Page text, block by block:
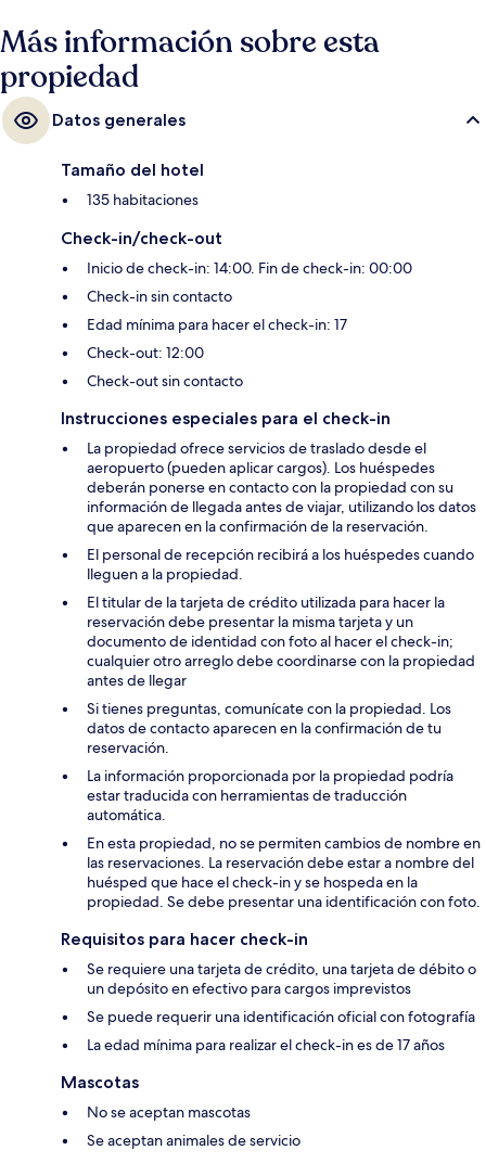
Más información sobre esta
propiedad
Datos generales
Tamaño del hotel
135 habitaciones
Check-in/check-out
Inicio de check-in: 14:00. Fin de check-in: 00:00
Check-in sin contacto
Edad mínima para hacer el check-in: 17
Check-out: 12:00
Check-out sin contacto
Instrucciones especiales para el check-in
La propiedad ofrece servicios de traslado desde el
aeropuerto (pueden aplicar cargos). Los huéspedes
deberán ponerse en contacto con la propiedad con su
información de llegada antes de viajar, utilizando los datos
que aparecen en la confirmación de la reservación.
El personal de recepción recibirá a los huéspedes cuando
lleguen a la propiedad.
El titular de la tarjeta de crédito utilizada para hacer la
reservación debe presentar la misma tarjeta y un
documento de identidad con foto al hacer el check-in;
cualquier otro arreglo debe coordinarse con la propiedad
antes de llegar
Si tienes preguntas, comunícate con la propiedad. Los
datos de contacto aparecen en la confirmación de tu
reservación.
La información proporcionada por la propiedad podría
estar traducida con herramientas de traducción
automática.
En esta propiedad, no se permiten cambios de nombre en
las reservaciones. La reservación debe estar a nombre del
huésped que hace el check-in y se hospeda en la
propiedad. Se debe presentar una identificación con foto.
Requisitos para hacer check-in
Se requiere una tarjeta de crédito, una tarjeta de débito o
un depósito en efectivo para cargos imprevistos
Se puede requerir una identificación oficial con fotografía
La edad mínima para realizar el check-in es de 17 años
Mascotas
No se aceptan mascotas
Se aceptan animales de servicio